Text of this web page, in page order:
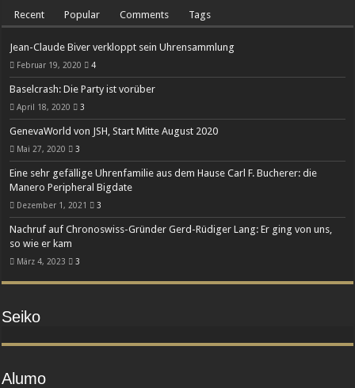
Recent Popular Comments Tags
Jean-Claude Biver verkloppt sein Uhrensammlung
Februar 19, 2020 4
Baselcrash: Die Party ist vorüber
April 18, 2020 3
GenevaWorld von JSH, Start Mitte August 2020
Mai 27, 2020 3
Eine sehr gefällige Uhrenfamilie aus dem Hause Carl F. Bucherer: die
Manero Peripheral Bigdate
Dezember 1, 2021 3
Nachruf auf Chronoswiss-Gründer Gerd-Rüdiger Lang: Er ging von uns,
so wie er kam
März 4, 2023 3
Seiko
Alumo